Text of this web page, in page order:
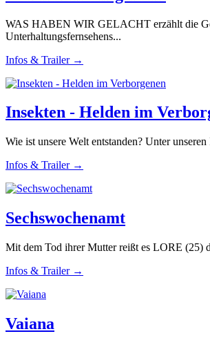
WAS HABEN WIR GELACHT erzählt die
Unterhaltungsfernsehens...
Infos & Trailer →
Insekten - Helden im
Wie ist unsere Welt entstanden? Unter
Infos & Trailer →
Sechswochenamt
Mit dem Tod ihrer Mutter reißt es LORE (25)
Infos & Trailer →
Vaiana